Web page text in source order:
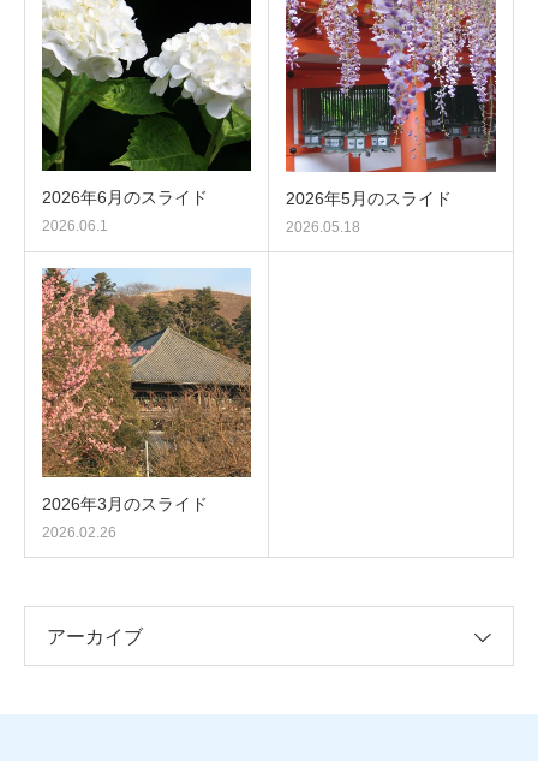
2026年6月のスライド
2026.06.1
2026年5月のスライド
2026.05.18
2026年3月のスライド
2026.02.26
アーカイブ